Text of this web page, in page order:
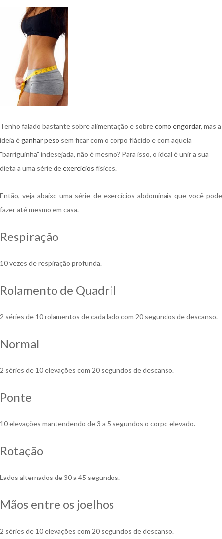
Tenho falado bastante sobre alimentação e sobrecomo engordar, mas a
ideia é ganhar peso sem ficar com o corpo flácido e com aquela
"barriguinha" indesejada, não é mesmo? Para isso, o ideal é unir a sua
dieta a uma série deexercícios físicos.
Então, veja abaixouma série de exercícios abdominais que você pode
fazer até mesmo em casa.
Respiração
10 vezes de respiração profunda.
Rolamento de Quadril
2 séries de 10 rolamentos de cada lado com 20 segundos de descanso.
Normal
2 séries de 10 elevações com 20 segundos de descanso.
Ponte
10 elevações mantendendo de 3 a 5 segundos o corpo elevado.
Rotação
Lados alternados de 30 a 45 segundos.
Mãos entre os joelhos
2 séries de 10 elevações com 20 segundos de descanso.